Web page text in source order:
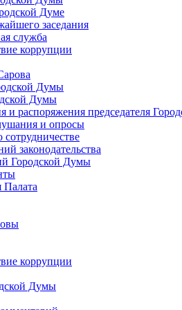
Думе
заседания
служба
коррупции
Думы
Думы
и распоряжения председателя
и опросы
законодательства
Городской Думы
Палата
коррупции
Думы